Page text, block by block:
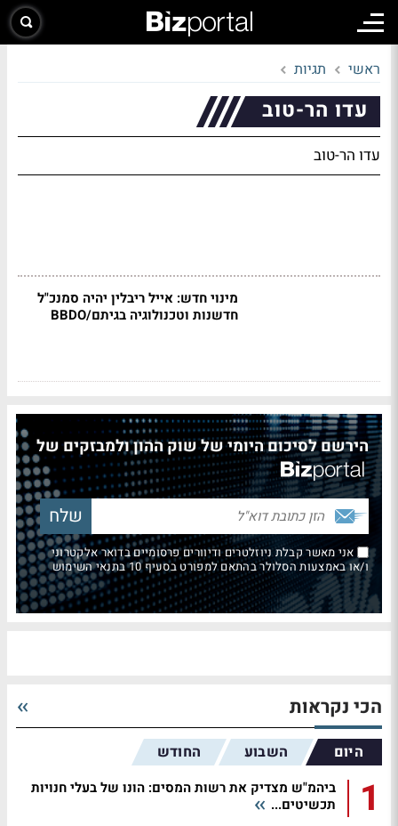
ראשי תגיות
עדו הר-טוב
עדו הר-טוב
מינוי חדש: אייל ריבלין יהיה סמנכ"ל
חדשנות וטכנולוגיה בגיתם/BBDO
הירשם לסיכום היומי של שוק ההון ולמבזקים של
אני מאשר קבלת ניוזלטרים ודיוורים פרסומיים בדואר אלקטרוני
ו/או באמצעות הסלולר בהתאם למפורט בסעיף 10 בתנאי השימוש
הכי נקראות
היום השבוע החודש
1
ביהמ"ש מצדיק את רשות המסים: הונו של בעלי חנויות
תכשיטים...